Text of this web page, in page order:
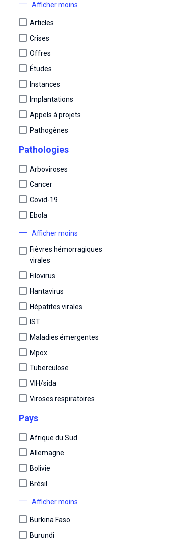
Afficher moins
Articles
Crises
Offres
Études
Instances
Implantations
Appels à projets
Pathogènes
Pathologies
Arboviroses
Cancer
Covid-19
Ebola
Afficher moins
Fièvres hémorragiques
virales
Filovirus
Hantavirus
Hépatites virales
IST
Maladies émergentes
Mpox
Tuberculose
VIH/sida
Viroses respiratoires
Pays
Afrique du Sud
Allemagne
Bolivie
Brésil
Afficher moins
Burkina Faso
Burundi